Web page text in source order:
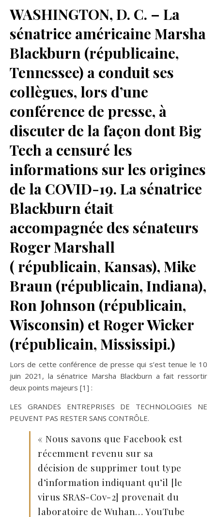
WASHINGTON, D. C. – La
sénatrice américaine Marsha
Blackburn (républicaine,
Tennessee) a conduit ses
collègues, lors d’une
conférence de presse, à
discuter de la façon dont Big
Tech a censuré les
informations sur les origines
de la COVID-19. La sénatrice
Blackburn était
accompagnée des sénateurs
Roger Marshall
( républicain, Kansas), Mike
Braun (républicain, Indiana),
Ron Johnson (républicain,
Wisconsin) et Roger Wicker
(républicain, Mississipi.)
Lors de cette conférence de presse qui s’est tenue le 10
juin 2021, la sénatrice Marsha Blackburn a fait ressortir
deux points majeurs [1] :
LES GRANDES ENTREPRISES DE TECHNOLOGIES NE
PEUVENT PAS RESTER SANS CONTRÔLE.
« Nous savons que Facebook est
récemment revenu sur sa
décision de supprimer tout type
d’information indiquant qu’il [le
virus SRAS-Cov-2] provenait du
laboratoire de Wuhan… YouTube